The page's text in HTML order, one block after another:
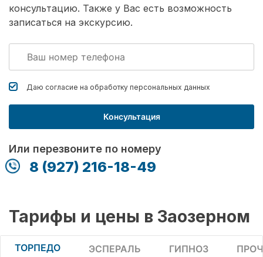
консультацию. Также у Вас есть возможность
записаться на экскурсию.
Даю согласие на обработку персональных данных
Консультация
Или перезвоните по номеру
8 (927) 216-18-49
Тарифы и цены в Заозерном
ТОРПЕДО ЭСПЕРАЛЬ ГИПНОЗ